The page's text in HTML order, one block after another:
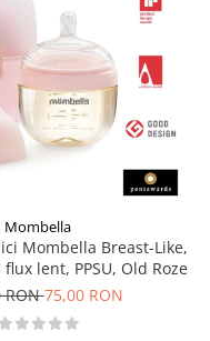
Mombella
Mombella Breast-Like,
lent, PPSU, Old Roze
RON75,00 RON